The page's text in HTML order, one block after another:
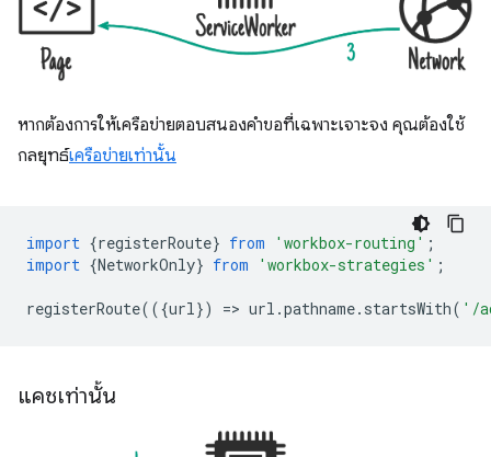
หากต้องการให้เครือข่ายตอบสนองคำขอที่เฉพาะเจาะจง คุณต้องใช้
กลยุทธ์เครือข่ายเท่านั้น
import {registerRoute} from 'workbox-routing' ;
import {NetworkOnly} from 'workbox-strategies' ;
registerRoute(({url}) => url .pathname. startsWith( '/
แคชเท่านั้น